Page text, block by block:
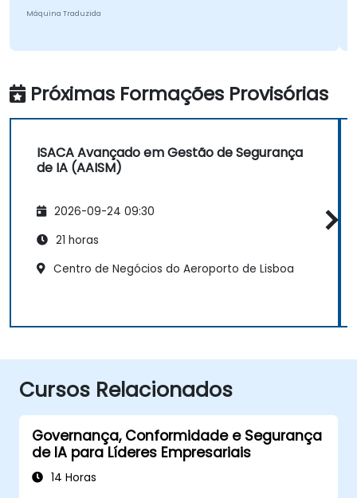
um ótimo curso e aproveitei muito para aprender o
Máquina Traduzida
Próximas Formações Provisórias
ISACA Avançado em Gestão de Segurança
de IA (AAISM)
2026-09-24 09:30
21 horas
Centro de Negócios do Aeroporto de Lisboa
Cursos Relacionados
Governança, Conformidade e Segurança
de IA para Líderes Empresariais
14 Horas